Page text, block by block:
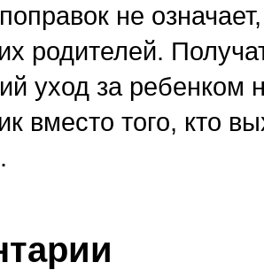
не
родителей.
уход за ребенком
вместо того, кто